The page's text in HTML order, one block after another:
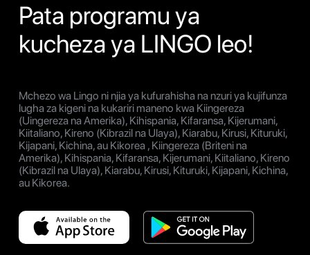
Pata programu ya
kucheza ya LINGO leo!
Mchezo wa Lingo ni njia ya kufurahisha na nzuri ya kujifunza
lugha za kigeni na kukariri maneno kwa Kiingereza
(Uingereza na Amerika), Kihispania, Kifaransa, Kijerumani,
Kiitaliano, Kireno (Kibrazil na Ulaya), Kiarabu, Kirusi, Kituruki,
Kijapani, Kichina, au Kikorea , Kiingereza (Briteni na
Amerika), Kihispania, Kifaransa, Kijerumani, Kiitaliano, Kireno
(Kibrazil na Ulaya), Kiarabu, Kirusi, Kituruki, Kijapani, Kichina,
au Kikorea.